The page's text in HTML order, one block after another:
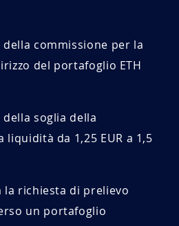
commissione per la
del portafoglio ETH
soglia della
liquidità da 1,25 EUR a 1,5
la richiesta di prelievo
un portafoglio